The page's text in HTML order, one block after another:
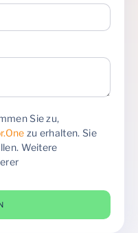
Sie zu,
zu erhalten. Sie
Weitere